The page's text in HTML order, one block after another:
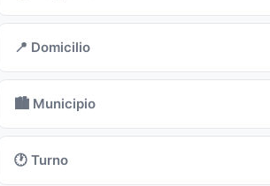
📍 Domicilio
🏙️ Municipio
🕐 Turno